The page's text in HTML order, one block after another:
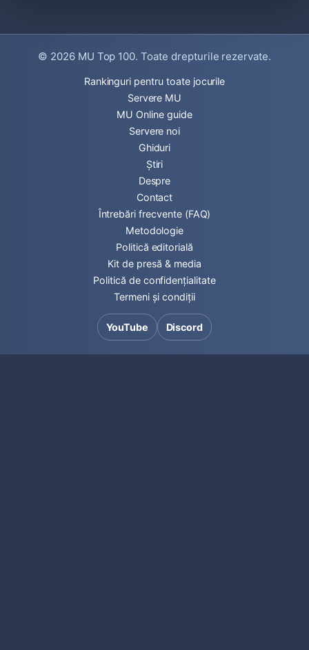
© 2026 MU Top 100. Toate drepturile rezervate.
Rankinguri pentru toate jocurile
Servere MU
MU Online guide
Servere noi
Ghiduri
Știri
Despre
Contact
Întrebări frecvente (FAQ)
Metodologie
Politică editorială
Kit de presă & media
Politică de confidențialitate
Termeni și condiții
YouTube Discord